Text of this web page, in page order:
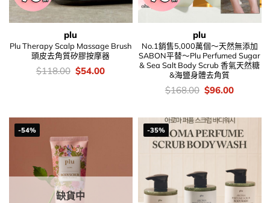
plu
Plu Therapy Scalp Massage Brush
頭皮去角質矽膠按摩器
價
$118.00 Original
$54.00Current
plu
No.1銷售5,000萬個～天然無添加
SABON平替～Plu Perfumed Sugar
& Sea Salt Body Scrub 香氣天然糖
&海鹽身體去角質
價
$168.00 Original
$168.00.
$96.00Current
$96.00.
-54%
缺貨中
-35%